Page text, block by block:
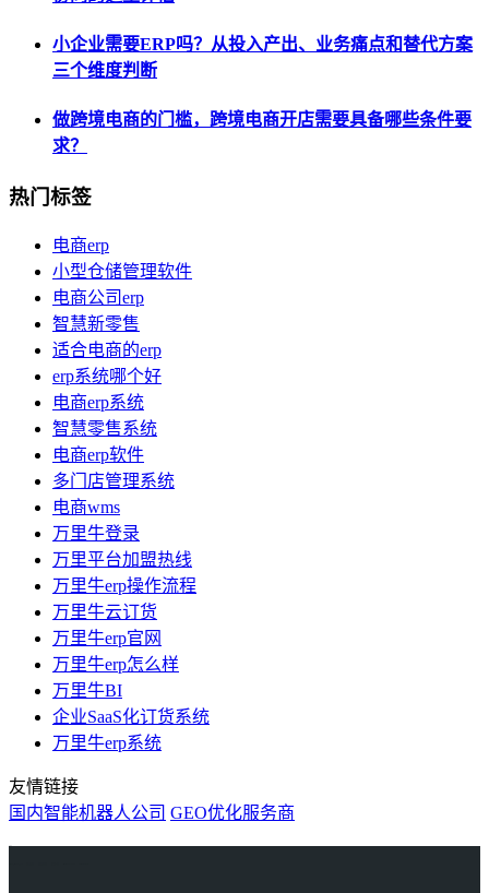
小企业需要ERP吗？从投入产出、业务痛点和替代方案
三个维度判断
做跨境电商的门槛，跨境电商开店需要具备哪些条件要
求？
热门标签
电商erp
小型仓储管理软件
电商公司erp
智慧新零售
适合电商的erp
erp系统哪个好
电商erp系统
智慧零售系统
电商erp软件
多门店管理系统
电商wms
万里牛登录
万里平台加盟热线
万里牛erp操作流程
万里牛云订货
万里牛erp官网
万里牛erp怎么样
万里牛BI
企业SaaS化订货系统
万里牛erp系统
友情链接
国内智能机器人公司 GEO优化服务商